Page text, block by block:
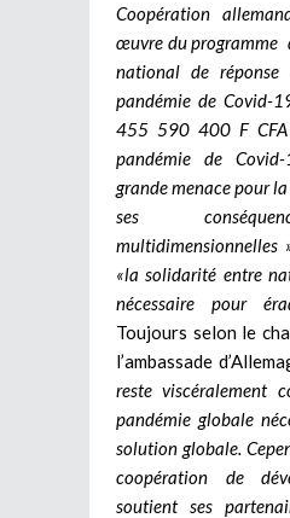
Coopération
œuvre du programme
national de
pandémie de Covid-
455 590 400 F CFA
pandémie de
grande menace pour
ses
multidimensionnelles
«la solidarité entre
nécessaire pour
Toujours selon le
l’ambassade
reste viscéralement
pandémie globale
solution globale.
coopération de
soutient ses